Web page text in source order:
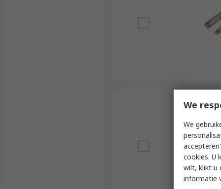
We
We
cookies. U
wilt, klikt u
informatie